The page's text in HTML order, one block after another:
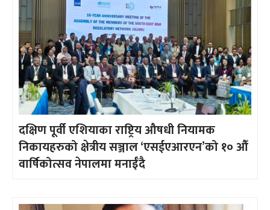
दक्षिण पूर्वी एशियाका राष्ट्रिय औषधी नियामक
निकायहरुको क्षेत्रीय सञ्जाल ‘एसईएआरएन’को १० औँ
वार्षिकोत्सव नेपालमा मनाईँदै